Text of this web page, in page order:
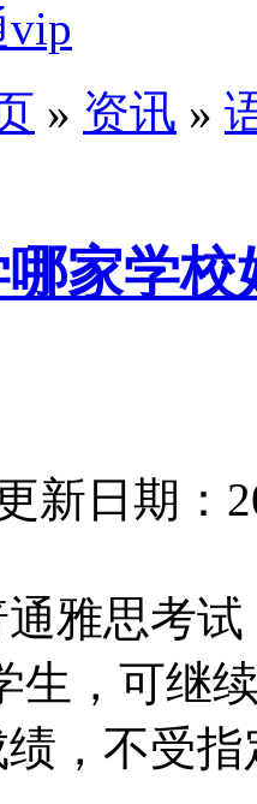
» 资讯 »
家学校
新日期：
雅思考
生，可继
，不受